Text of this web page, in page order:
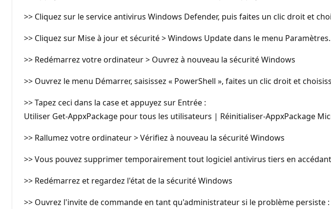
>> Cliquez sur le service antivirus Windows Defender, puis faites un clic droit et
>> Cliquez sur Mise à jour et sécurité > Windows Update dans le menu
>> Redémarrez votre ordinateur > Ouvrez à nouveau la sécurité Windows
>> Ouvrez le menu Démarrer, saisissez « PowerShell », faites un clic droit et
>> Tapez ceci dans la case et appuyez sur Entrée :
Utiliser Get-AppxPackage pour tous les utilisateurs | Réinitialiser-AppxPackage
>> Rallumez votre ordinateur > Vérifiez à nouveau la sécurité Windows
>> Vous pouvez supprimer temporairement tout logiciel antivirus tiers en
>> Redémarrez et regardez l'état de la sécurité Windows
>> Ouvrez l'invite de commande en tant qu'administrateur si le problème persiste :